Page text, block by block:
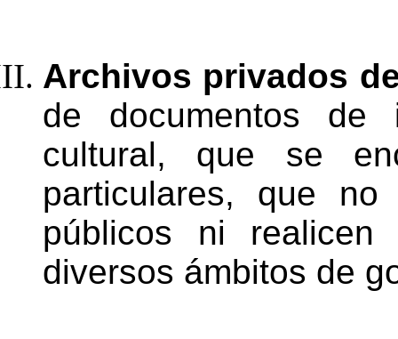
Archivos privados
de documentos de
cultural, que se
particulares, que
públicos ni
diversos ámbitos de